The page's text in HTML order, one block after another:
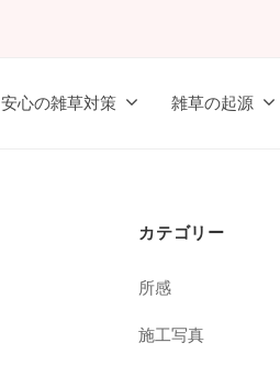
安心の雑草対策 雑草の起源
カテゴリー
所感
施工写真